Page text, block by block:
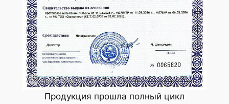
Продукция прошла полный цикл